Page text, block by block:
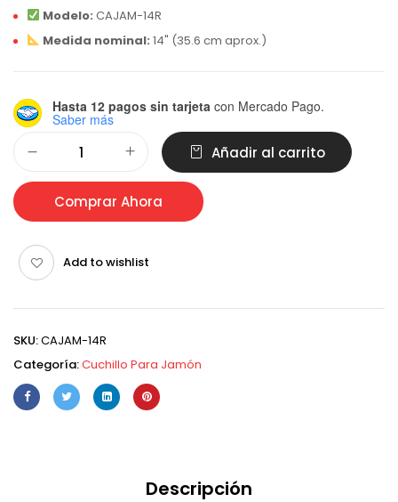
Modelo: CAJAM-14R
Medida nominal: 14" (35.6 cm aprox.)
Hasta 12 pagos sin tarjeta con Mercado Pago.
Saber más
Añadir al carrito
Comprar Ahora
Add to wishlist
SKU:CAJAM-14R
Categoría:Cuchillo Para Jamón
Descripción